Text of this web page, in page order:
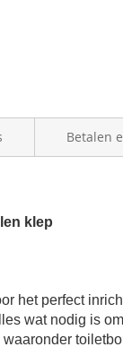
klep
het perfect
wat nodig is
waaronder
Betalen